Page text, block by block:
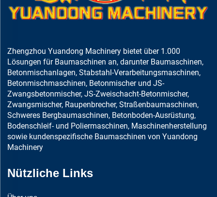
Zhengzhou Yuandong Machinery bietet über 1.000
Lösungen für Baumaschinen an, darunter Baumaschinen,
Betonmischanlagen, Stabstahl-Verarbeitungsmaschinen,
Betonmischmaschinen, Betonmischer und JS-
Zwangsbetonmischer, JS-Zweischacht-Betonmischer,
Zwangsmischer, Raupenbrecher, Straßenbaumaschinen,
Schweres Bergbaumaschinen, Betonboden-Ausrüstung,
Bodenschleif- und Poliermaschinen, Maschinenherstellung
sowie kundenspezifische Baumaschinen von Yuandong
Machinery
Nützliche Links